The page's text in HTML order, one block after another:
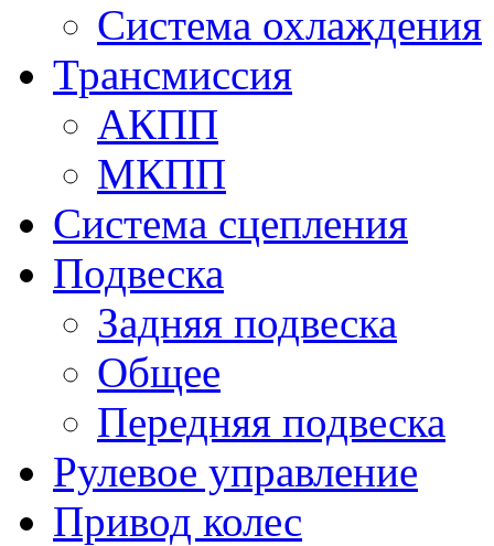
Система охлаждения
Трансмиссия
АКПП
МКПП
Система сцепления
Подвеска
Задняя подвеска
Общее
Передняя подвеска
Рулевое управление
Привод колес